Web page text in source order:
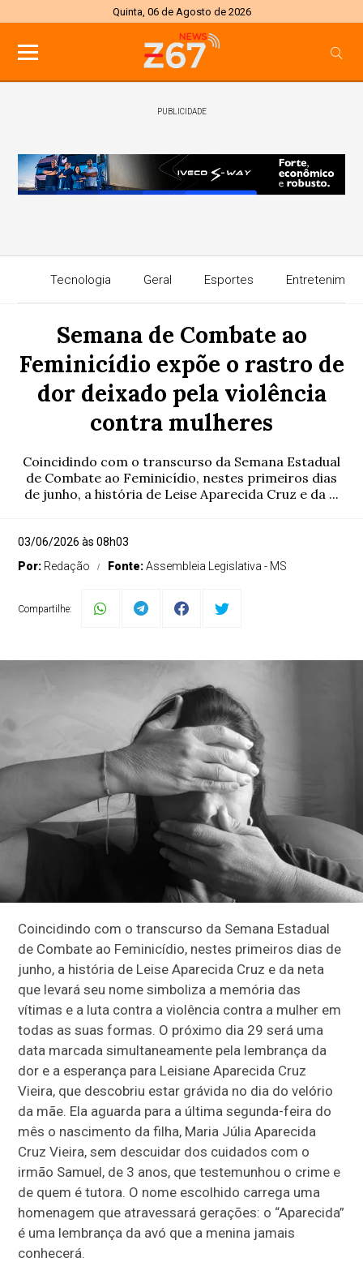
Quinta, 06 de Agosto de 2026
PUBLICIDADE
Tecnologia Geral Esportes
Semana de Combate ao
Feminicídio expõe o rastro de
dor deixado pela violência
contra mulheres
Coincidindo com o transcurso da Semana Estadual
de Combate ao Feminicídio, nestes primeiros dias
de junho, a história de Leise Aparecida Cruz e da ...
03/06/2026 às 08h03
Por: Redação Fonte:Assembleia Legislativa - MS
Compartilhe:
Coincidindo com o transcurso da Semana Estadual
de Combate ao Feminicídio, nestes primeiros dias de
junho, a história de Leise Aparecida Cruz e da neta
que levará seu nome simboliza a memória das
vítimas e a luta contra a violência contra a mulher em
todas as suas formas. O próximo dia 29 será uma
data marcada simultaneamente pela lembrança da
dor e a esperança para Leisiane Aparecida Cruz
Vieira, que descobriu estar grávida no dia do velório
da mãe. Ela aguarda para a última segunda-feira do
mês o nascimento da filha, Maria Júlia Aparecida
Cruz Vieira, sem descuidar dos cuidados com o
irmão Samuel, de 3 anos, que testemunhou o crime e
de quem é tutora. O nome escolhido carrega uma
homenagem que atravessará gerações: o “Aparecida”
é uma lembrança da avó que a menina jamais
conhecerá.